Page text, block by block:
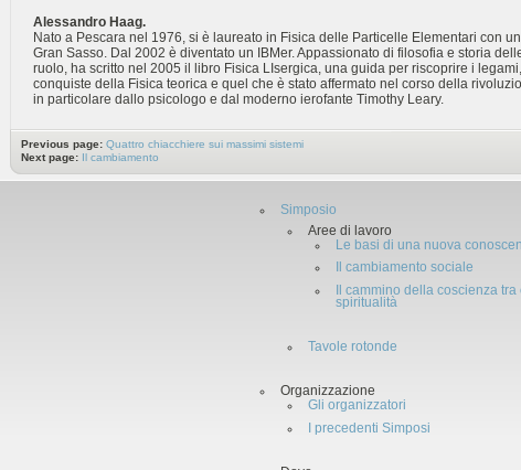
Alessandro Haag.
Nato a Pescara nel 1976, si è laureato in Fisica delle Particelle Elementari con
Gran Sasso. Dal 2002 è diventato un IBMer. Appassionato di filosofia e storia
ruolo, ha scritto nel 2005 il libro Fisica LIsergica, una guida per riscoprire i
conquiste della Fisica teorica e quel che è stato affermato nel corso della
in particolare dallo psicologo e dal moderno ierofante Timothy Leary.
Previous page: Quattro chiacchiere sui massimi sistemi
Next page: Il cambiamento
Simposio
Aree di lavoro
Le basi di una nuova
Il cambiamento sociale
Il cammino della coscienza tra
spiritualità
Tavole rotonde
Organizzazione
Gli organizzatori
I precedenti Simposi